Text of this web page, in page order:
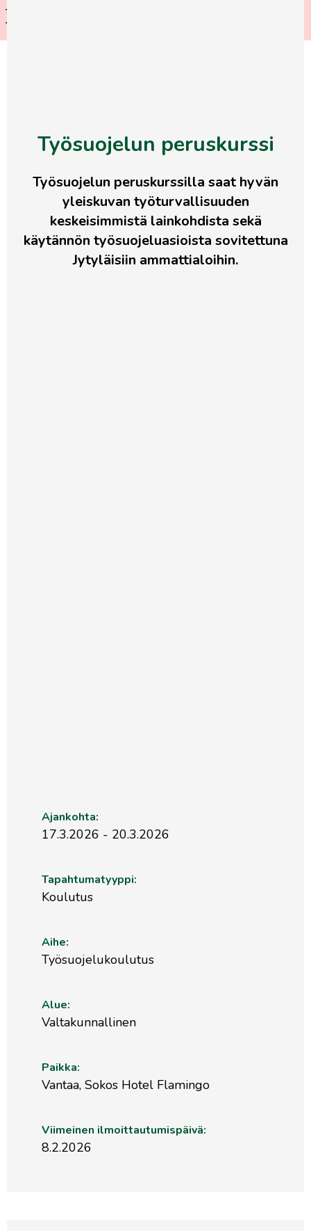
Tule mukaan jäsenristeilylle
Tukholmaan!
Työsuojelun peruskurssi
Työsuojelun peruskurssilla saat hyvän
yleiskuvan työturvallisuuden
keskeisimmistä lainkohdista sekä
käytännön työsuojeluasioista sovitettuna
Jytyläisiin ammattialoihin.
Ajankohta:
17.3.2026 - 20.3.2026
Tapahtumatyyppi:
Koulutus
Aihe:
Työsuojelukoulutus
Alue:
Valtakunnallinen
Paikka:
Vantaa, Sokos Hotel Flamingo
Viimeinen ilmoittautumispäivä:
8.2.2026